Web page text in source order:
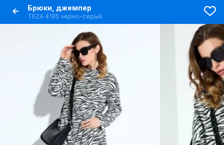
Брюки, джемпер
TEZA 4195 черно-серый